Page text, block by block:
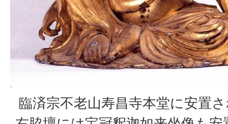
臨済宗不老山寿昌寺本堂に安置